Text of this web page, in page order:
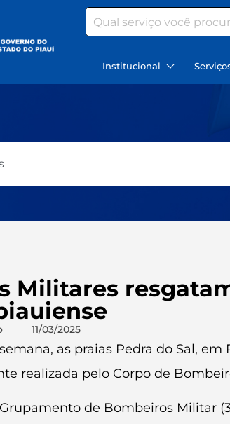
Search
Institucional
Militares
11/03/2025
as praias Pedra do Sal,
realizada pelo Corpo de
de Bombeiros Militar